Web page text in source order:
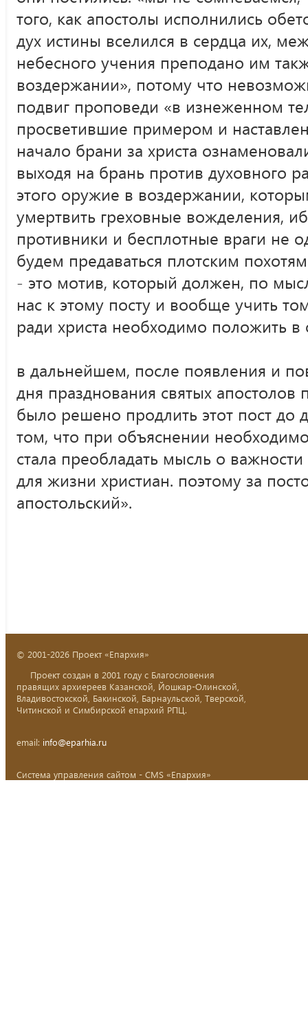
того, как апостолы исполнились
дух истины вселился в сердца их,
небесного учения преподано им
воздержании», потому что
подвиг проповеди «в изнеженном
просветившие примером и
начало брани за христа
выходя на брань против духовного
этого оружие в воздержании,
умертвить греховные вожделения,
противники и бесплотные враги не
будем предаваться плотским
- это мотив, который должен, по
нас к этому посту и вообще учить
ради христа необходимо положить
в дальнейшем, после появления и
дня празднования святых апостолов
было решено продлить этот пост до
том, что при объяснении
стала преобладать мысль о
для жизни христиан. поэтому за
апостольский».
© 2001-2026 Проект «Епархия»
Проект создан в 2001 году с Благословения
правящих архиереев Казанской, Йошкар-Олинской,
Владивостокской, Бакинской, Барнаульской, Тверской,
Читинской и Симбирской епархий РПЦ.
email: info@eparhia.ru
Система управления сайтом - CMS «Епархия»